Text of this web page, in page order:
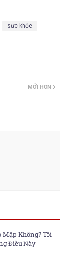
sức khỏe
MỚI HƠN
Mập Không? Tôi
Điều Này